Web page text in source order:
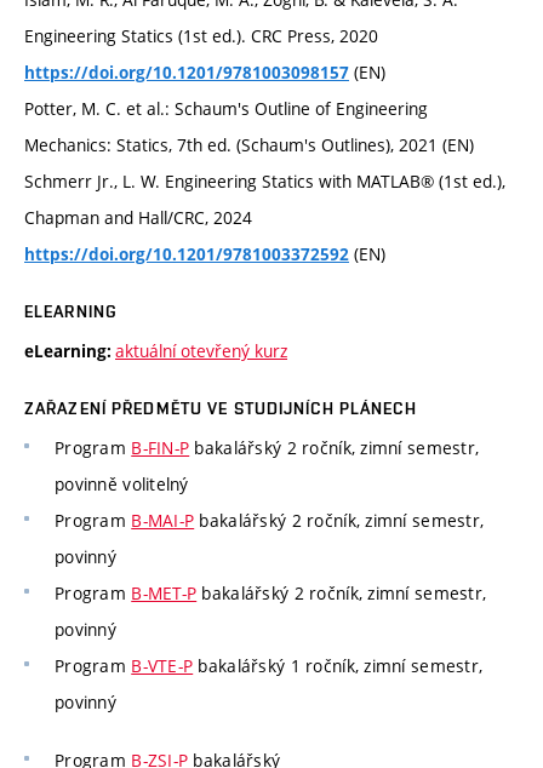
Engineering Statics (1st ed.). CRC Press, 2020
https://doi.org/10.1201/9781003098157 (EN)
Potter, M. C. et al.: Schaum's Outline of Engineering
Mechanics: Statics, 7th ed. (Schaum's Outlines), 2021 (EN)
Schmerr Jr., L. W. Engineering Statics with MATLAB® (1st ed.),
Chapman and Hall/CRC, 2024
https://doi.org/10.1201/9781003372592 (EN)
ELEARNING
eLearning: aktuální otevřený kurz
ZAŘAZENÍ PŘEDMĚTU VE STUDIJNÍCH PLÁNECH
Program B-FIN-P bakalářský 2 ročník, zimní semestr,
povinně volitelný
Program B-MAI-P bakalářský 2 ročník, zimní semestr,
povinný
Program B-MET-P bakalářský 2 ročník, zimní semestr,
povinný
Program B-VTE-P bakalářský 1 ročník, zimní semestr,
povinný
Program B-ZSI-P bakalářský